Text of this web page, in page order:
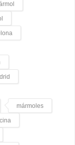
mármoles